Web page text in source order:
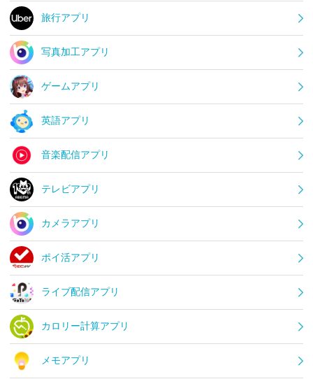
旅行アプリ
写真加工アプリ
ゲームアプリ
英語アプリ
音楽配信アプリ
テレビアプリ
カメラアプリ
ポイ活アプリ
ライブ配信アプリ
カロリー計算アプリ
メモアプリ